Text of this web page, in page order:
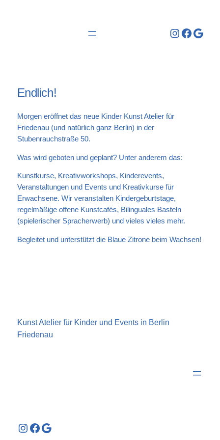
Instagram
Endlich!
Morgen eröffnet das neue Kinder Kunst Atelier für
Friedenau (und natürlich ganz Berlin) in der
Stubenrauchstraße 50.
Was wird geboten und geplant? Unter anderem das:
Kunstkurse, Kreativworkshops, Kinderevents,
Veranstaltungen und Events und Kreativkurse für
Erwachsene. Wir veranstalten Kindergeburtstage,
regelmäßige offene Kunstcafés, Bilinguales Basteln
(spielerischer Spracherwerb) und vieles vieles mehr.
Begleitet und unterstützt die Blaue Zitrone beim Wachsen!
Kunst Atelier für Kinder und Events in Berlin
Friedenau
Instagram
Facebook
Google